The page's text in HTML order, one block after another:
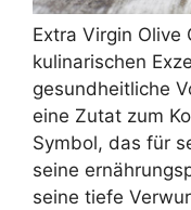
Extra Virgin Olive
kulinarischen
gesundheitliche
eine Zutat zum
Symbol, das für
seine
seine tiefe